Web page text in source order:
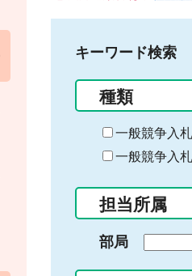
キーワード検索
種類
一般競争入
一般競争入
担当所属
部局